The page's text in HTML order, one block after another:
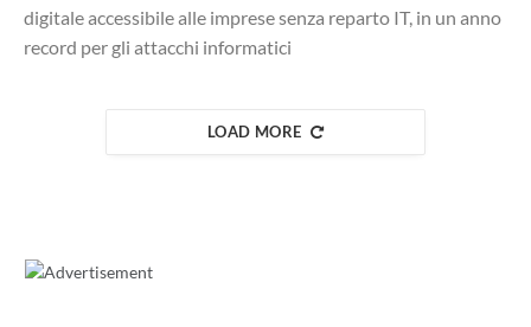
digitale accessibile alle imprese senza reparto IT, in un anno
record per gli attacchi informatici
LOAD MORE